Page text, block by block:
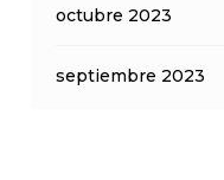
octubre 2023
septiembre 2023